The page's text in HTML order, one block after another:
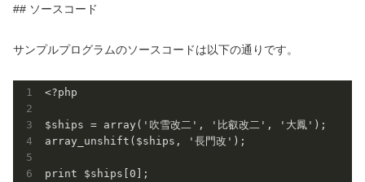
## ソースコード
サンプルプログラムのソースコードは以下の通りです。
<?php
$ships = array('吹雪改二', '比叡改二', '大鳳');
array_unshift($ships, '長門改');
print $ships[0];